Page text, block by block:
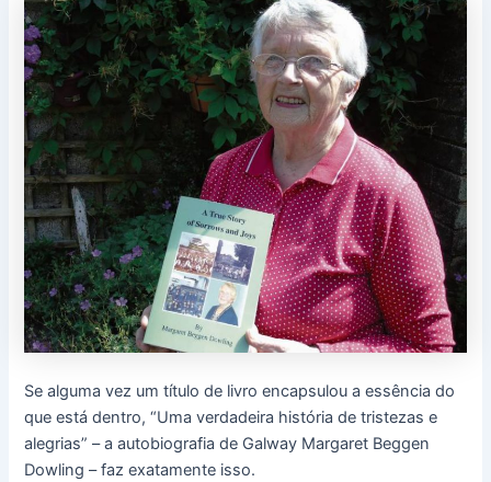
Se alguma vez um título de livro encapsulou a essência do
que está dentro, “Uma verdadeira história de tristezas e
alegrias” – a autobiografia de Galway Margaret Beggen
Dowling – faz exatamente isso.